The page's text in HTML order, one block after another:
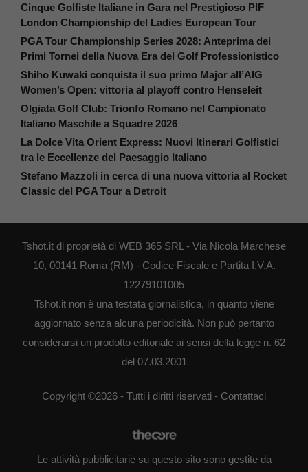
Cinque Golfiste Italiane in Gara nel Prestigioso PIF
London Championship del Ladies European Tour
PGA Tour Championship Series 2028: Anteprima dei
Primi Tornei della Nuova Era del Golf Professionistico
Shiho Kuwaki conquista il suo primo Major all’AIG
Women’s Open: vittoria al playoff contro Henseleit
Olgiata Golf Club: Trionfo Romano nel Campionato
Italiano Maschile a Squadre 2026
La Dolce Vita Orient Express: Nuovi Itinerari Golfistici
tra le Eccellenze del Paesaggio Italiano
Stefano Mazzoli in cerca di una nuova vittoria al Rocket
Classic del PGA Tour a Detroit
Tshot.it di proprietà di WEB 365 SRL - Via Nicola Marchese
10, 00141 Roma (RM) - Codice Fiscale e Partita I.V.A.
12279101005
Tshot.it non è una testata giornalistica, in quanto viene
aggiornato senza alcuna periodicità. Non può pertanto
considerarsi un prodotto editoriale ai sensi della legge n. 62
del 07.03.2001
Copyright ©2026 - Tutti i diritti riservati - Contattaci
Le attività pubblicitarie su questo sito sono gestite da